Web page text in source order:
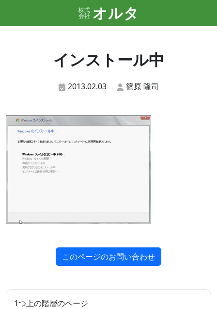
株式
会社 オルタ
インストール中
2013.02.03 篠原 隆司
このページのお問い合わせ
1つ上の階層のページ